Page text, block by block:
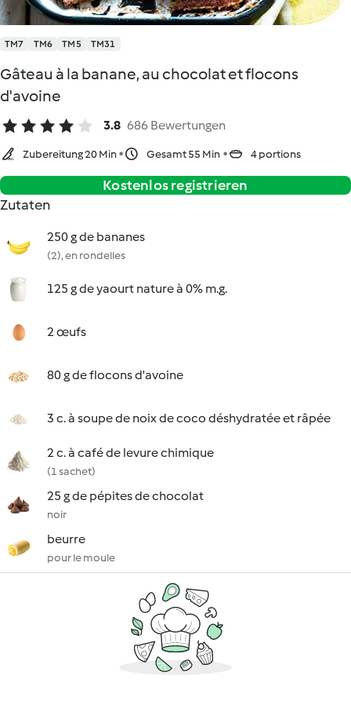
TM7 TM6 TM5 TM31
Gâteau à la banane, au chocolat et flocons
d'avoine
3.8 686 Bewertungen
Zubereitung 20 Min Gesamt 55 Min 4 portions
Kostenlos registrieren
Zutaten
250 g de bananes
(2), en rondelles
125 g de yaourt nature à 0% m.g.
2 œufs
80 g de flocons d'avoine
3 c. à soupe de noix de coco déshydratée et râpée
2 c. à café de levure chimique
(1 sachet)
25 g de pépites de chocolat
noir
beurre
pour le moule